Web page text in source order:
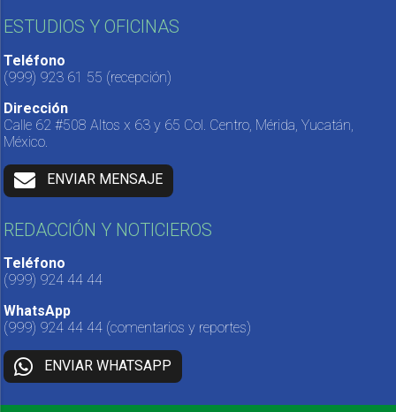
ESTUDIOS Y OFICINAS
Teléfono
(999) 923 61 55 (recepción)
Dirección
Calle 62 #508 Altos x 63 y 65 Col. Centro, Mérida, Yucatán,
México.
ENVIAR MENSAJE
REDACCIÓN Y NOTICIEROS
Teléfono
(999) 924 44 44
WhatsApp
(999) 924 44 44 (comentarios y reportes)
ENVIAR WHATSAPP